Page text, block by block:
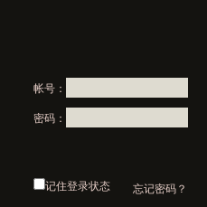
帐号：
密码：
记住登录状态 忘记密码？